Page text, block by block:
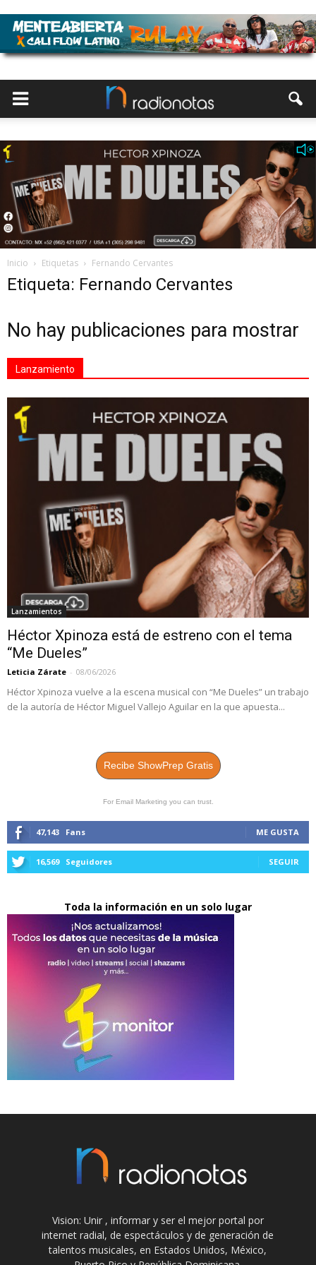
Inicio Etiquetas Fernando Cervantes
Etiqueta: Fernando Cervantes
No hay publicaciones para mostrar
Lanzamiento
Lanzamientos
Héctor Xpinoza está de estreno con el tema
“Me Dueles”
Leticia Zárate - 08/06/2026
Héctor Xpinoza vuelve a la escena musical con “Me Dueles” un trabajo
de la autoría de Héctor Miguel Vallejo Aguilar en la que apuesta...
Recibe ShowPrep Gratis
For Email Marketing you can trust.
47,143 Fans ME GUSTA
16,569 Seguidores SEGUIR
Toda la información en un solo lugar
Vision: Unir , informar y ser el mejor portal por
internet radial, de espectáculos y de generación de
talentos musicales, en Estados Unidos, México,